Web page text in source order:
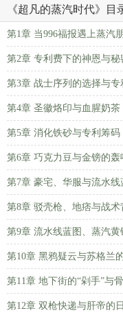
《超凡的蒸汽时代》目
第1章 当996福报遇上蒸汽
第2章 专利费下的神恩与秘
第3章 战士序列的选择与专
第4章 圣徽烙印与血腥奶茶
第5章 消化铁砂与专利筹码
第6章 巧克力豆与金镑的轰
第7章 豪宅、华服与流水线
第8章 驳壳枪、地痞与战术
第9章 流水线蓝图、蒸汽
第10章 黑鸦疑云与苏格兰
第11章 地下街的“剁手”与
第12章 双枪快递与肝帝的